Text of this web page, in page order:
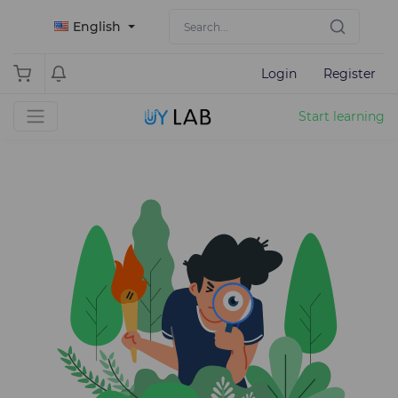
English
Login Register
Start learning